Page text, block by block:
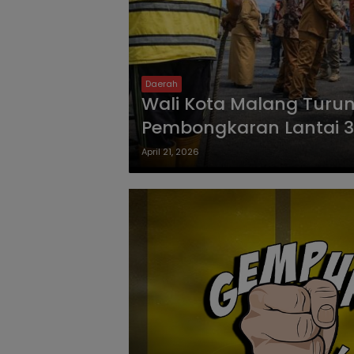
Daerah
Wali Kota Malang
Pembongkaran Lantai
April 21, 2026